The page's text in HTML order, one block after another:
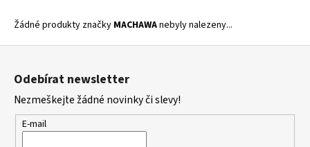
Žádné produkty značky MACHAWAnebyly nalezeny...
b
u
e
t
e
n
Z
Odebírat newsletter
Nezmeškejte žádné novinky či slevy!
E-mail